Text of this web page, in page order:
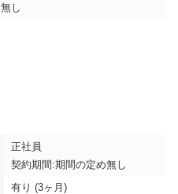
無し
正社員
契約期間:期間の定め無し
有り (3ヶ月)